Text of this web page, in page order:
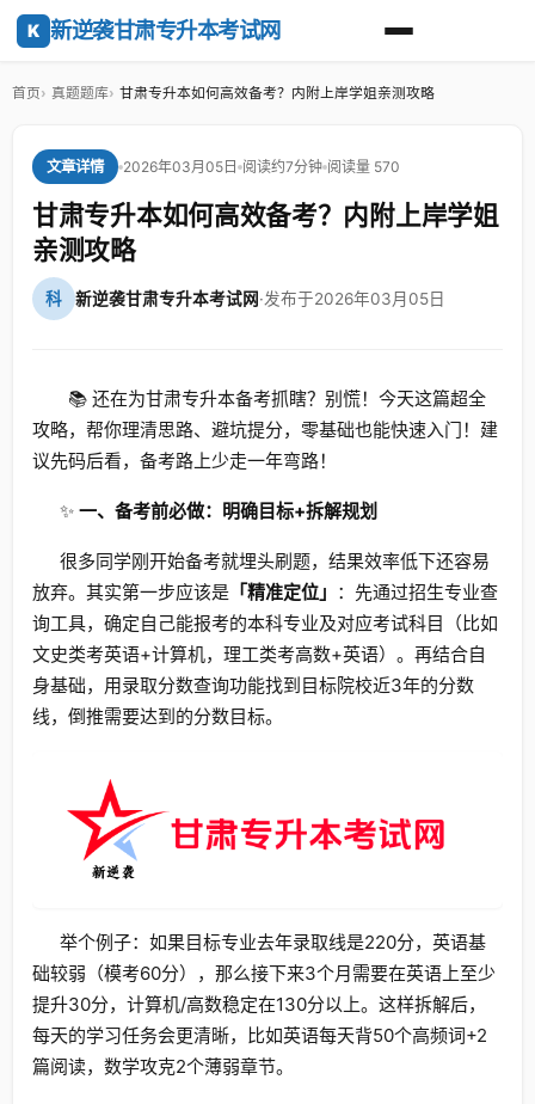
K 新逆袭甘肃专升本考试网
首页 真题题库 甘肃专升本如何高效备考？内附上岸学姐亲测攻略
文章详情 2026年03月05日 阅读约7分钟 阅读量 570
甘肃专升本如何高效备考？内附上岸学姐
亲测攻略
科 新逆袭甘肃专升本考试网·发布于2026年03月05日
📚 还在为甘肃专升本备考抓瞎？别慌！今天这篇超全
攻略，帮你理清思路、避坑提分，零基础也能快速入门！建
议先码后看，备考路上少走一年弯路！
✨ 一、备考前必做：明确目标+拆解规划
很多同学刚开始备考就埋头刷题，结果效率低下还容易
放弃。其实第一步应该是 「精准定位」 ：先通过招生专业查
询工具，确定自己能报考的本科专业及对应考试科目（比如
文史类考英语+计算机，理工类考高数+英语）。再结合自
身基础，用录取分数查询功能找到目标院校近3年的分数
线，倒推需要达到的分数目标。
举个例子：如果目标专业去年录取线是220分，英语基
础较弱（模考60分），那么接下来3个月需要在英语上至少
提升30分，计算机/高数稳定在130分以上。这样拆解后，
每天的学习任务会更清晰，比如英语每天背50个高频词+2
篇阅读，数学攻克2个薄弱章节。